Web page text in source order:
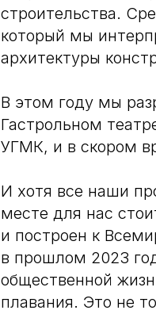
строительства.
который мы
архитектуры
В этом году мы
Гастрольном
УГМК, и в скором
И хотя все наши
месте для нас
и построен к
в прошлом 2023
общественной
плавания. Это не